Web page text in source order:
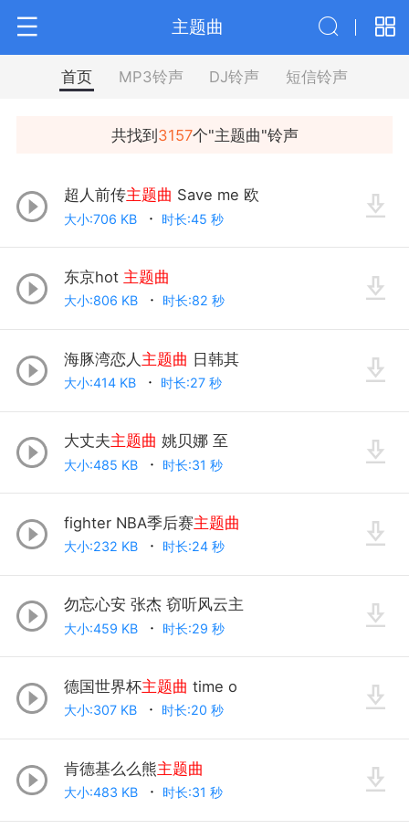
主题曲
首页 MP3铃声 DJ铃声 短信铃声
共找到3157个"主题曲"铃声
超人前传主题曲 Save me 欧
大小:706 KB 时长:45 秒
东京hot 主题曲
大小:806 KB 时长:82 秒
海豚湾恋人 主题曲 日韩其
大小:414 KB 时长:27 秒
大丈夫主题曲 姚贝娜 至
大小:485 KB 时长:31 秒
fighter NBA季后赛主题曲
大小:232 KB 时长:24 秒
勿忘心安 张杰 窃听风云主
大小:459 KB 时长:29 秒
德国世界杯主题曲 time o
大小:307 KB 时长:20 秒
肯德基么么熊主题曲
大小:483 KB 时长:31 秒